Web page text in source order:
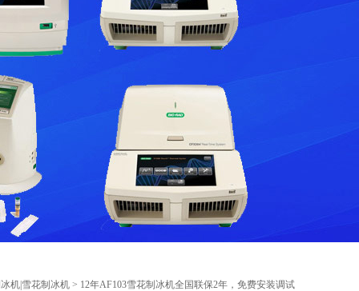
机|雪花制冰机 > 12年AF103雪花制冰机全国联保2年，免费安装调试